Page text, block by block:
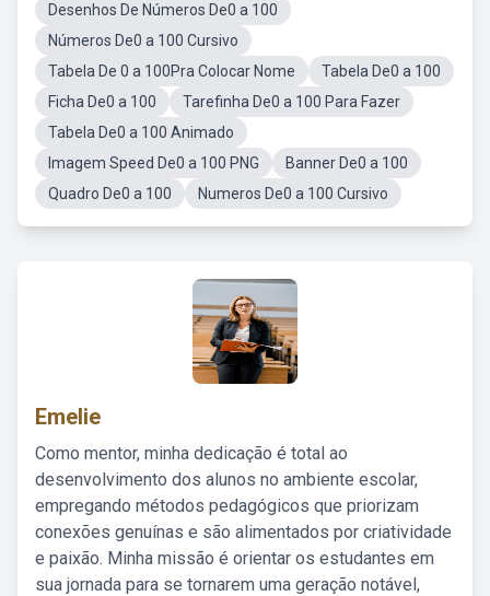
Desenhos De Números De0 a 100
Números De0 a 100 Cursivo
Tabela De 0 a 100Pra Colocar Nome
Tabela De0 a 100
Ficha De0 a 100
Tarefinha De0 a 100 Para Fazer
Tabela De0 a 100 Animado
Imagem Speed De0 a 100 PNG
Banner De0 a 100
Quadro De0 a 100
Numeros De0 a 100 Cursivo
Emelie
Como mentor, minha dedicação é total ao
desenvolvimento dos alunos no ambiente escolar,
empregando métodos pedagógicos que priorizam
conexões genuínas e são alimentados por criatividade
e paixão. Minha missão é orientar os estudantes em
sua jornada para se tornarem uma geração notável,